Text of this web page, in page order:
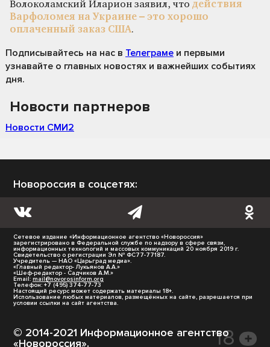
Волоколамский Иларион заявил, что действия
Варфоломея на Украине – это хорошо
оплаченный заказ США.
Подписывайтесь на нас в Телеграме и первыми
узнавайте о главных новостях и важнейших событиях
дня.
Новости партнеров
Новости СМИ2
Новороссия в соцсетях:
Сетевое издание «Информационное агентство «Новороссия»
зарегистрировано в Федеральной службе по надзору в сфере связи,
информационных технологий и массовых коммуникаций 20 ноября 2019 г.
Свидетельство о регистрации Эл № ФС77-77187.
Учредитель — НАО «Царьград медиа».
«Главный редактор- Лукьянов А.А.»
«Шеф-редактор - Садчиков А.М.»
Email: mail@novorosinform.org
Телефон: +7 (495) 374-77-73
Настоящий ресурс может содержать материалы 18+.
Использование любых материалов, размещённых на сайте, разрешается при
условии ссылки на сайт агентства.
© 2014-2021 Информационное агентство
«Новороссия».